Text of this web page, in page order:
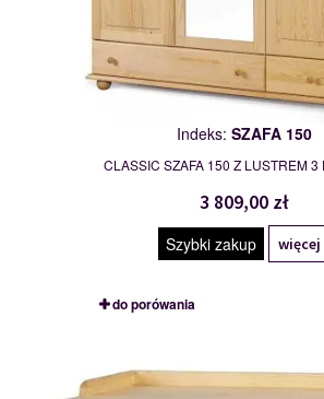
Indeks: SZAFA 150
CLASSIC SZAFA 150 Z LUSTREM 3
3 809,00 zł
Szybki zakup więcej
do porówania
109783